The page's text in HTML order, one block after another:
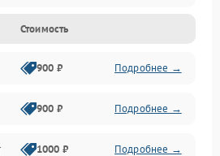
Стоимость
900 ₽ Подробнее →
900 ₽ Подробнее →
1000 ₽ Подробнее →